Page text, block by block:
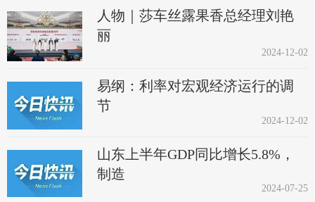
人物｜莎车丝露果香总经理刘艳
丽
2024-12-02
易纲：利率对宏观经济运行的调
节
2024-12-02
山东上半年GDP同比增长5.8%，
制造
2024-07-25